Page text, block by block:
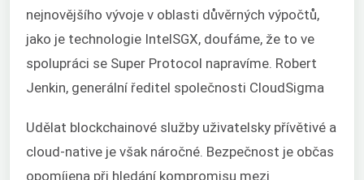
nejnovějšího vývoje v oblasti důvěrných výpočtů,
jako je technologie IntelSGX, doufáme, že to ve
spolupráci se Super Protocol napravíme. Robert
Jenkin, generální ředitel společnosti CloudSigma
Udělat blockchainové služby uživatelsky přívětivé a
cloud-native je však náročné. Bezpečnost je občas
opomíjena při hledání kompromisu mezi